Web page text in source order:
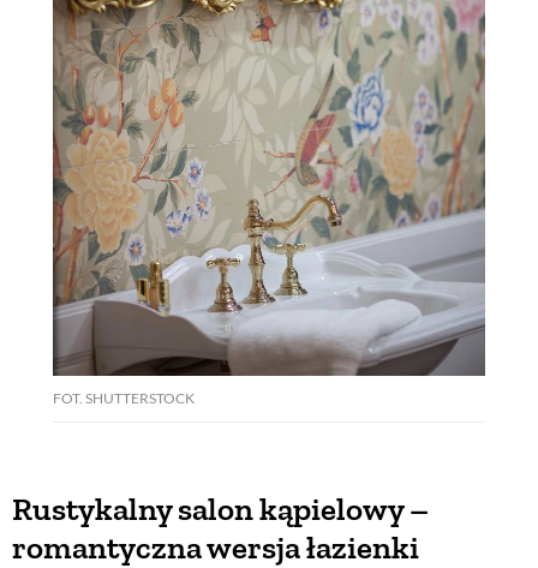
FOT. SHUTTERSTOCK
Rustykalny salon kąpielowy –
romantyczna wersja łazienki